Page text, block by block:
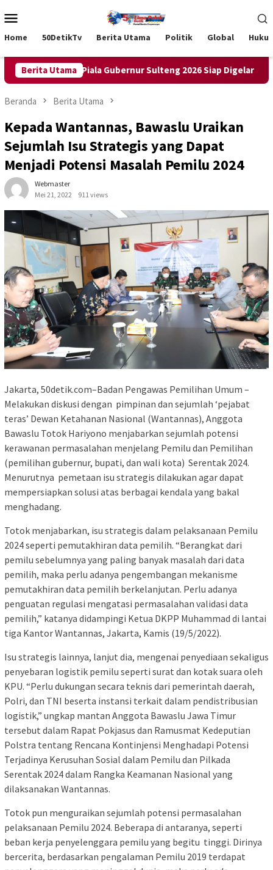
ke
Mobile
Home 50DetikTv Berita Utama Politik Global
Berita Utama
Pastikan Piala Gubernur Sulteng 2026 Siap Digelar
Beranda Berita Utama
Kepada Wantannas, Bawaslu Uraikan
Sejumlah Isu Strategis yang Dapat
Menjadi Potensi Masalah Pemilu 2024
Webmaster
Mei 21, 2022
911 views
Jakarta, 50detik.com–Badan Pengawas Pemilihan Umum –
Melakukan diskusi dengan pimpinan dan sejumlah ‘pejabat
teras’ Dewan Ketahanan Nasional (Wantannas), Anggota
Bawaslu Totok Hariyono menjabarkan sejumlah potensi
kerawanan permasalahan menjelang Pemilu dan Pemilihan
(pemilihan gubernur, bupati, dan wali kota) Serentak 2024.
Menurutnya pemetaan isu strategis dilakukan agar dapat
mempersiapkan solusi atas berbagai kendala yang bakal
menghadang.
Totok menjabarkan, isu strategis dalam pelaksanaan Pemilu
2024 seperti pemutakhiran data pemilih. “Berangkat dari
pemilu sebelumnya yang paling banyak masalah dari data
pemilih, maka perlu adanya pengembangan mekanisme
pemutakhiran data pemilih berkelanjutan. Perlu adanya
penguatan regulasi mengatasi permasalahan validasi data
pemilih,” katanya didampingi Ketua DKPP Muhammad di lantai
tiga Kantor Wantannas, Jakarta, Kamis (19/5/2022).
Isu strategis lainnya, lanjut dia, mengenai penyediaan sekaligus
penyebaran logistik pemilu seperti surat dan kotak suara oleh
KPU. “Perlu dukungan secara teknis dari pemerintah daerah,
Polri, dan TNI beserta instansi terkait dalam pendistribusian
logistik,” ungkap mantan Anggota Bawaslu Jawa Timur
tersebut dalam Rapat Pokjasus dan Ramusmat Kedeputian
Polstra tentang Rencana Kontinjensi Menghadapi Potensi
Terjadinya Kerusuhan Sosial dalam Pemilu dan Pilkada
Serentak 2024 dalam Rangka Keamanan Nasional yang
dilaksanakan Wantannas.
Totok pun menguraikan sejumlah potensi permasalahan
pelaksanaan Pemilu 2024. Beberapa di antaranya, seperti
beban kerja penyelenggara pemilu yang begitu tinggi. Dirinya
bercerita, berdasarkan pengalaman Pemilu 2019 terdapat